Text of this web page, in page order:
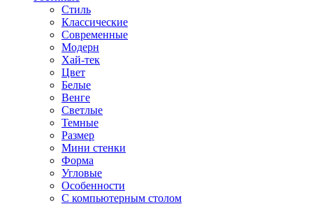
Стиль
Классические
Современные
Модерн
Хай-тек
Цвет
Белые
Венге
Светлые
Темные
Размер
Мини стенки
Форма
Угловые
Особенности
С компьютерным столом